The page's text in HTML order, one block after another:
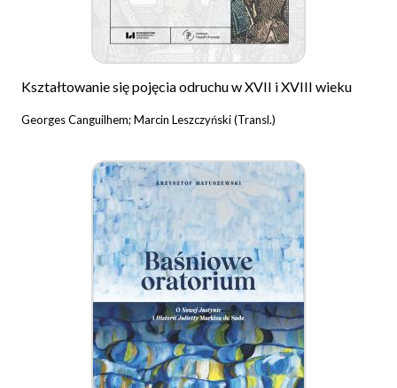
Kształtowanie się pojęcia odruchu w XVII i XVIII wieku
Georges Canguilhem; Marcin Leszczyński (Transl.)